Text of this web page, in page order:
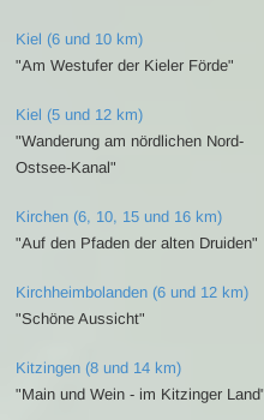
Kiel (6 und 10 km)
"Am Westufer der Kieler Förde"
Kiel (5 und 12 km)
"Wanderung am nördlichen Nord-
Ostsee-Kanal"
Kirchen (6, 10, 15 und 16 km)
"Auf den Pfaden der alten Druiden"
Kirchheimbolanden (6 und 12 km)
"Schöne Aussicht"
Kitzingen (8 und 14 km)
"Main und Wein - im Kitzinger Land"